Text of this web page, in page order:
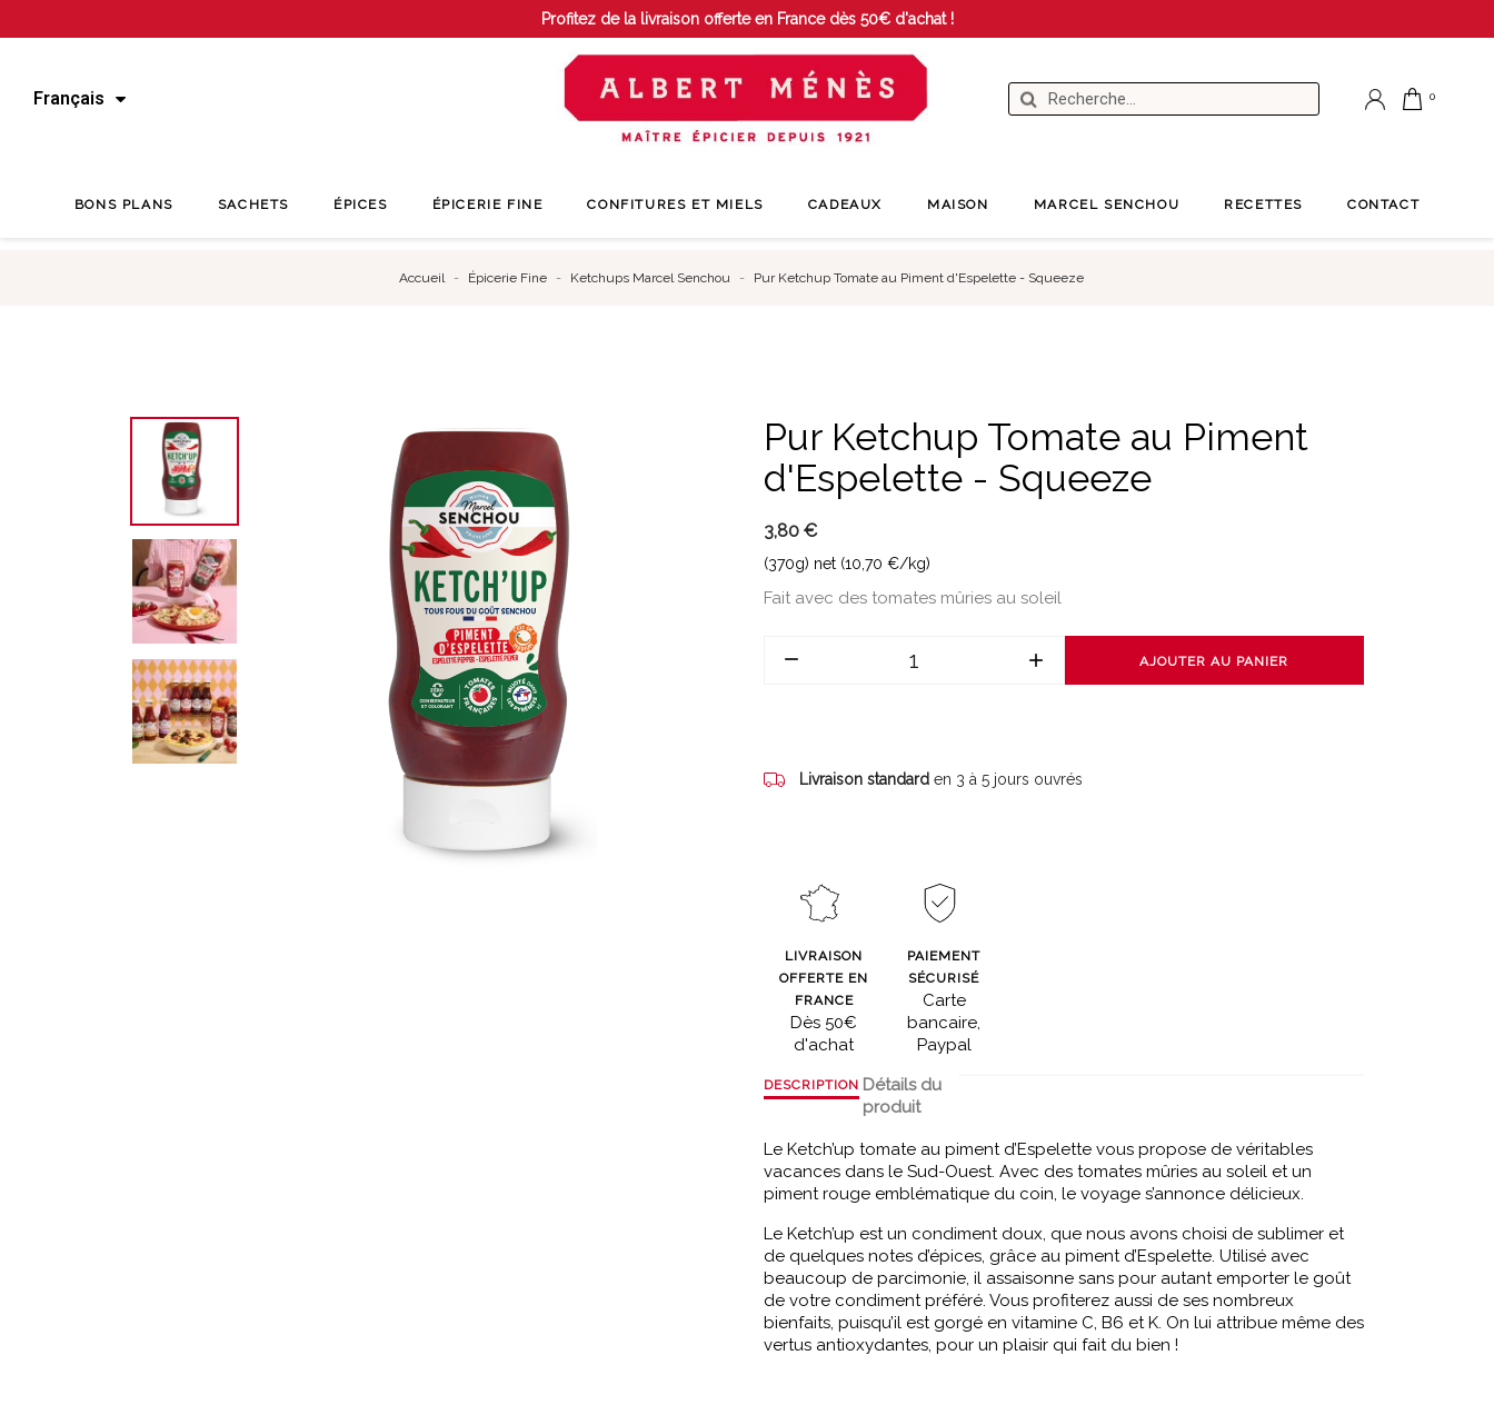
Profitez de la livraison offerte en France dès 50€ d'achat !
Français
BONS PLANS SACHETS ÉPICES ÉPICERIE FINE CONFITURES ET MIELS CADEAUX MAISON MARCEL SENCHOU RECETTES CONTACT
Accueil Épicerie Fine Ketchups Marcel Senchou Pur Ketchup Tomate au Piment d'Espelette - Squeeze
Pur Ketchup Tomate au Piment
d'Espelette - Squeeze
3,80 €
(370g) net (10,70 €/kg)
Fait avec des tomates mûries au soleil
AJOUTER AU PANIER
Livraison standard en 3 à 5 jours ouvrés
LIVRAISON
OFFERTE EN
FRANCE
Dès 50€
d'achat
PAIEMENT
SÉCURISÉ
Carte
bancaire,
Paypal
DESCRIPTION Détails du
produit
Le Ketch’up tomate au piment d’Espelette vous propose de véritables
vacances dans le Sud-Ouest. Avec des tomates mûries au soleil et un
piment rouge emblématique du coin, le voyage s’annonce délicieux.
Le Ketch’up est un condiment doux, que nous avons choisi de sublimer et
de quelques notes d’épices, grâce au piment d’Espelette. Utilisé avec
beaucoup de parcimonie, il assaisonne sans pour autant emporter le goût
de votre condiment préféré. Vous profiterez aussi de ses nombreux
bienfaits, puisqu’il est gorgé en vitamine C, B6 et K. On lui attribue même des
vertus antioxydantes, pour un plaisir qui fait du bien !